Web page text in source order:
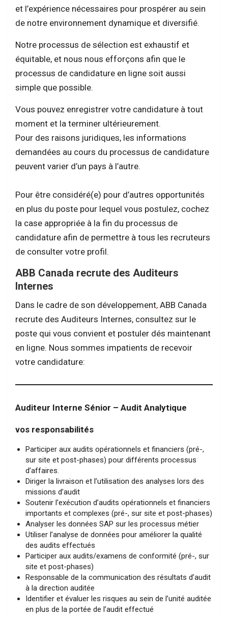
et l’expérience nécessaires pour prospérer au sein
de notre environnement dynamique et diversifié.
Notre processus de sélection est exhaustif et
équitable, et nous nous efforçons afin que le
processus de candidature en ligne soit aussi
simple que possible.
Vous pouvez enregistrer votre candidature à tout
moment et la terminer ultérieurement.
Pour des raisons juridiques, les informations
demandées au cours du processus de candidature
peuvent varier d’un pays à l’autre.
Pour être considéré(e) pour d’autres opportunités
en plus du poste pour lequel vous postulez, cochez
la case appropriée à la fin du processus de
candidature afin de permettre à tous les recruteurs
de consulter votre profil.
ABB Canada recrute des Auditeurs
Internes
​​​​​​​Dans le cadre de son développement, ABB Canada
recrute des Auditeurs Internes, consultez sur le
poste qui vous convient et postuler dés maintenant
en ligne. Nous sommes impatients de recevoir
votre candidature:
Auditeur Interne Sénior – Audit Analytique
vos responsabilités
Participer aux audits opérationnels et financiers (pré-,
sur site et post-phases) pour différents processus
d’affaires.
Diriger la livraison et l’utilisation des analyses lors des
missions d’audit
Soutenir l’exécution d’audits opérationnels et financiers
importants et complexes (pré-, sur site et post-phases)
Analyser les données SAP sur les processus métier
Utiliser l’analyse de données pour améliorer la qualité
des audits effectués
Participer aux audits/examens de conformité (pré-, sur
site et post-phases)
Responsable de la communication des résultats d’audit
à la direction auditée
Identifier et évaluer les risques au sein de l’unité auditée
en plus de la portée de l’audit effectué